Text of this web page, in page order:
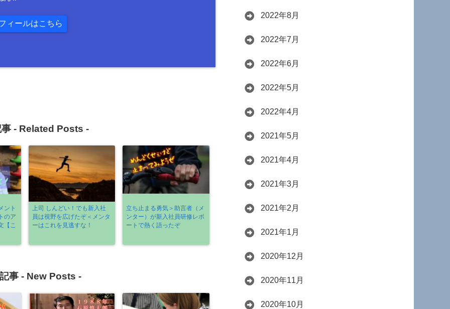
ィールはこちら
- Related Posts -
ント
のア
【こ
上司 しんどい！でも新入社
員は視野を広げたぞ＜メンタ
ーはこれを見逃すな！
立ち止まる勇気＞助言者（メ
ンター）が新入社員研修レポ
ートで熱く語ったぞ
事 - New Posts -
2022年8月
2022年7月
2022年6月
2022年5月
2022年4月
2021年5月
2021年4月
2021年3月
2021年2月
2021年1月
2020年12月
2020年11月
2020年10月